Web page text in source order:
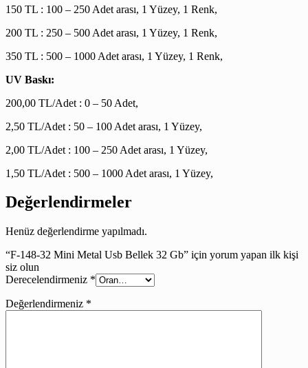
150 TL : 100 – 250 Adet arası, 1 Yüzey, 1 Renk,
200 TL : 250 – 500 Adet arası, 1 Yüzey, 1 Renk,
350 TL : 500 – 1000 Adet arası, 1 Yüzey, 1 Renk,
UV Baskı:
200,00 TL/Adet : 0 – 50 Adet,
2,50 TL/Adet : 50 – 100 Adet arası, 1 Yüzey,
2,00 TL/Adet : 100 – 250 Adet arası, 1 Yüzey,
1,50 TL/Adet : 500 – 1000 Adet arası, 1 Yüzey,
Değerlendirmeler
Henüz değerlendirme yapılmadı.
“F-148-32 Mini Metal Usb Bellek 32 Gb” için yorum yapan ilk kişi
siz olun
Derecelendirmeniz *
Değerlendirmeniz *